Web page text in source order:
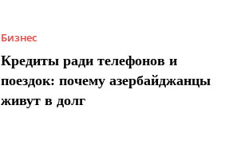
Бизнес
Кредиты ради телефонов и
поездок: почему азербайджанцы
живут в долг